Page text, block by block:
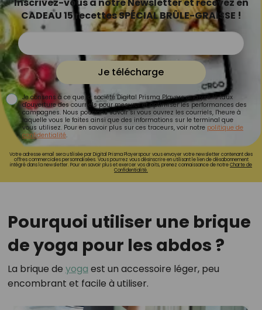
CADEAU 15 recettes SPÉCIAL BRÛLE-GRAISSE !
Je télécharge
Je consens à ce que la société Digital Prisma Players analyse le taux
d'ouverture des courriels pour mesurer et optimiser les performances des
campagnes. Nous pourrons savoir si vous ouvrez les courriels, l'heure à
laquelle vous le faites ainsi que des informations sur le terminal que
vous utilisez. Pour en savoir plus sur ces traceurs, voir notre politique de
confidentialité.
Votre adresse email sera utilisée par Digital Prisma Playerspour vous envoyer votre newsletter contenant des
offres commerciales personnalisées. Vous pourrez vous désinscrire en utilisant le lien de désabonnement
intégré dans la newsletter. Pour en savoir plus et exercer vos droits, prenez connaissance de notreCharte de
Confidentialité.
Pourquoi utiliser une brique
de yoga pour les abdos ?
La brique de yoga est un accessoire léger, peu
encombrant et facile à utiliser.